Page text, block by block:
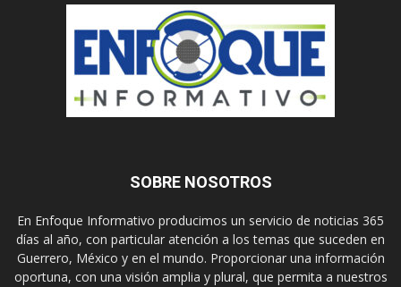
SOBRE NOSOTROS
En Enfoque Informativo producimos un servicio de noticias 365
días al año, con particular atención a los temas que suceden en
Guerrero, México y en el mundo. Proporcionar una información
oportuna, con una visión amplia y plural, que permita a nuestros